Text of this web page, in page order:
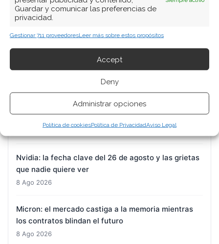
Guardar y comunicar las preferencias de
privacidad.
Gestionar 711 proveedoresLeer más sobre estos propósitos
Accept
Deny
Administrar opciones
Política de cookiesPolítica de PrivacidadAviso Legal
mientras el negocio estadounidense decepciona
SK Hynix: 54 billones de wones para dos fábricas en
plena tormenta bursátil
Nvidia: la fecha clave del 26 de agosto y las grietas
que nadie quiere ver
8 Ago 2026
Micron: el mercado castiga a la memoria mientras
los contratos blindan el futuro
8 Ago 2026